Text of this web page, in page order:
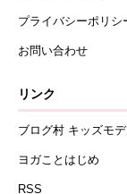
プライバシーポリシ
お問い合わせ
リンク
ブログ村 キッズモ
ヨガことはじめ
RSS